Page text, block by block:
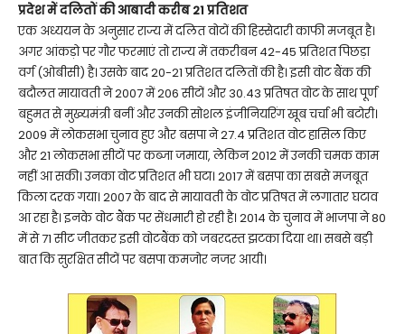
प्रदेश में दलितों की आबादी करीब 21 प्रतिशत
एक अध्ययन के अनुसार राज्य में दलित वोटों की हिस्सेदारी काफी मजबूत है।
अगर आंकड़ो पर गौर फरमाएं तो राज्य में तकरीबन 42-45 प्रतिशत पिछड़ा
वर्ग (ओबीसी) है। उसके बाद 20-21 प्रतिशत दलितों की है। इसी वोट बैंक की
बदौलत मायावती ने 2007 में 206 सीटों और 30.43 प्रतिषत वोट के साथ पूर्ण
बहुमत से मुख्यमंत्री बनीं और उनकी सोशल इंजीनियरिंग खूब चर्चा भी बटोरी।
2009 में लोकसभा चुनाव हुए और बसपा ने 27.4 प्रतिशत वोट हासिल किए
और 21 लोकसभा सीटों पर कब्जा जमाया, लेकिन 2012 में उनकी चमक काम
नहीं आ सकी। उनका वोट प्रतिशत भी घटा। 2017 में बसपा का सबसे मजबूत
किला दरक गया। 2007 के बाद से मायावती के वोट प्रतिषत में लगातार घटाव
आ रहा है। इनके वोट बैंक पर सेंधमारी हो रही है। 2014 के चुनाव में भाजपा ने 80
में से 71 सीट जीतकर इसी वोटबैंक को जबरदस्त झटका दिया था। सबसे बड़ी
बात कि सुरक्षित सीटों पर बसपा कमजोर नजर आयी।